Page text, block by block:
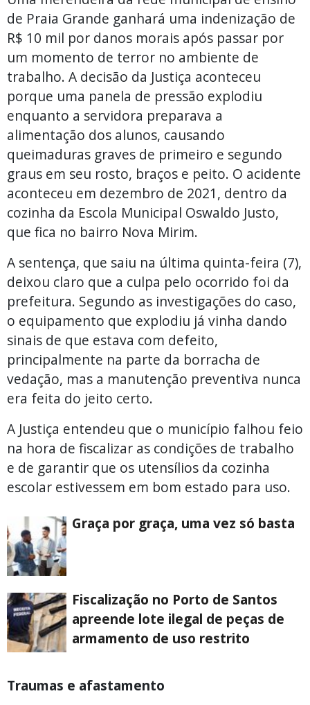
de Praia Grande ganhará uma indenização de
R$ 10 mil por danos morais após passar por
um momento de terror no ambiente de
trabalho. A decisão da Justiça aconteceu
porque uma panela de pressão explodiu
enquanto a servidora preparava a
alimentação dos alunos, causando
queimaduras graves de primeiro e segundo
graus em seu rosto, braços e peito. O acidente
aconteceu em dezembro de 2021, dentro da
cozinha da Escola Municipal Oswaldo Justo,
que fica no bairro Nova Mirim.
A sentença, que saiu na última quinta-feira (7),
deixou claro que a culpa pelo ocorrido foi da
prefeitura. Segundo as investigações do caso,
o equipamento que explodiu já vinha dando
sinais de que estava com defeito,
principalmente na parte da borracha de
vedação, mas a manutenção preventiva nunca
era feita do jeito certo.
A Justiça entendeu que o município falhou feio
na hora de fiscalizar as condições de trabalho
e de garantir que os utensílios da cozinha
escolar estivessem em bom estado para uso.
Graça por graça, uma vez só basta
Fiscalização no Porto de Santos
apreende lote ilegal de peças de
armamento de uso restrito
Traumas e afastamento